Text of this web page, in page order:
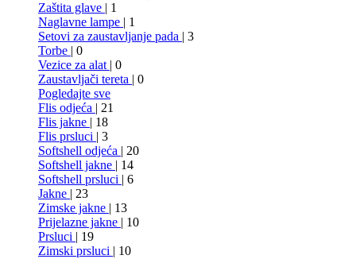
Zaštita glave | 1
Naglavne lampe | 1
Setovi za zaustavljanje pada | 3
Torbe | 0
Vezice za alat | 0
Zaustavljači tereta | 0
Pogledajte sve
Flis odjeća | 21
Flis jakne | 18
Flis prsluci | 3
Softshell odjeća | 20
Softshell jakne | 14
Softshell prsluci | 6
Jakne | 23
Zimske jakne | 13
Prijelazne jakne | 10
Prsluci | 19
Zimski prsluci | 10